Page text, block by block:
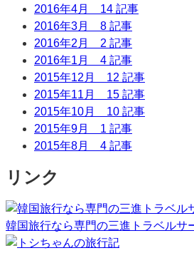
2016年4月 14 記事
2016年3月 8 記事
2016年2月 2 記事
2016年1月 4 記事
2015年12月 12 記事
2015年11月 15 記事
2015年10月 10 記事
2015年9月 1 記事
2015年8月 4 記事
リンク
韓国旅行なら専門の三進トラベルサ